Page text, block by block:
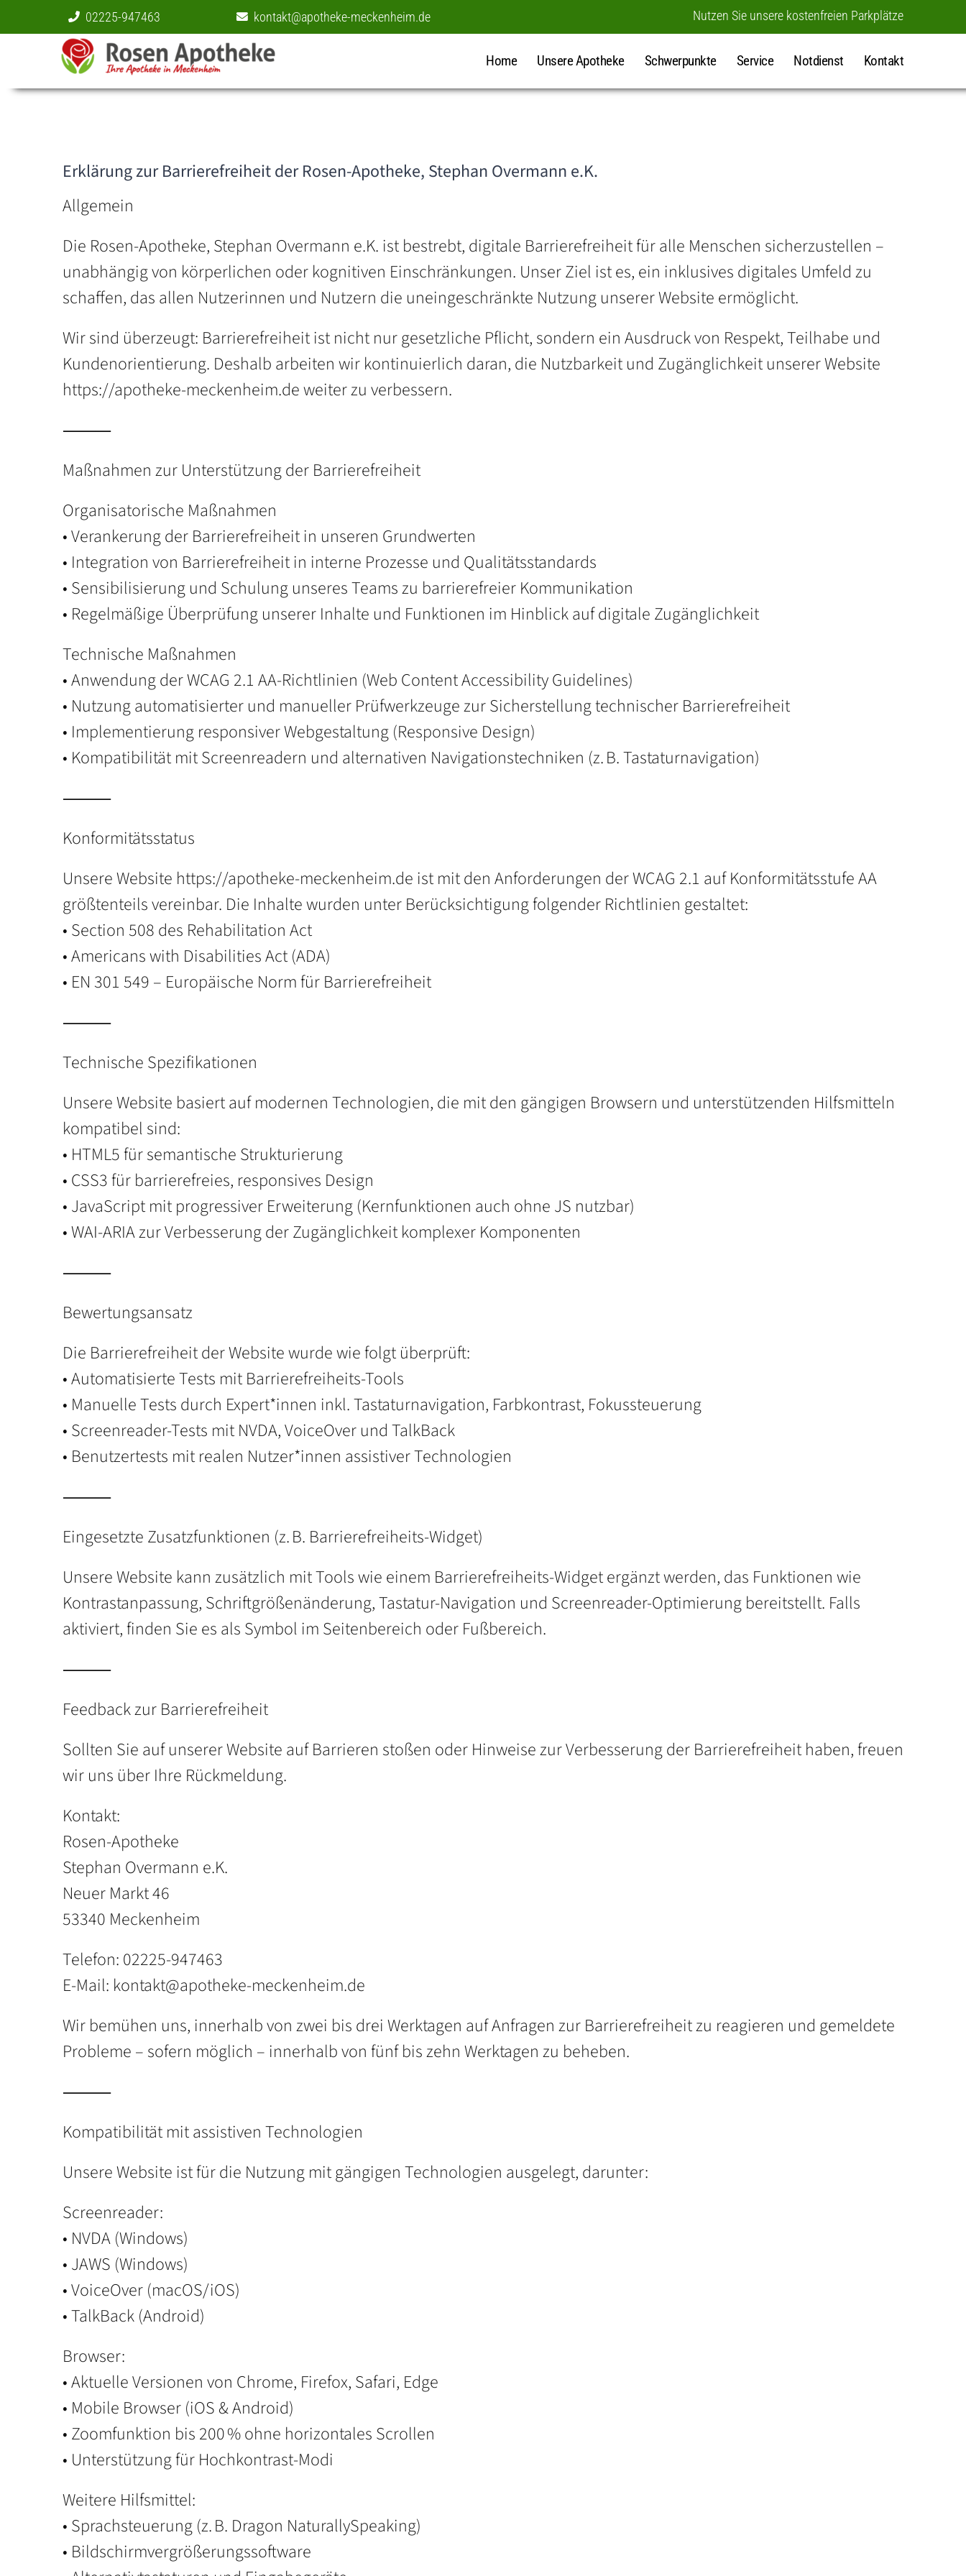
Inhalt
springen
02225-947463 kontakt@apotheke-meckenheim.de Nutzen Sie unsere kostenfreien Parkplätze
Home Unsere Apotheke Schwerpunkte Service Notdienst Kontakt
Erklärung zur Barrierefreiheit der Rosen-Apotheke, Stephan Overmann e.K.
Allgemein
Die Rosen-Apotheke, Stephan Overmann e.K. ist bestrebt, digitale Barrierefreiheit für alle Menschen sicherzustellen –
unabhängig von körperlichen oder kognitiven Einschränkungen. Unser Ziel ist es, ein inklusives digitales Umfeld zu
schaffen, das allen Nutzerinnen und Nutzern die uneingeschränkte Nutzung unserer Website ermöglicht.
Wir sind überzeugt: Barrierefreiheit ist nicht nur gesetzliche Pflicht, sondern ein Ausdruck von Respekt, Teilhabe und
Kundenorientierung. Deshalb arbeiten wir kontinuierlich daran, die Nutzbarkeit und Zugänglichkeit unserer Website
https://apotheke-meckenheim.de weiter zu verbessern.
⸻
Maßnahmen zur Unterstützung der Barrierefreiheit
Organisatorische Maßnahmen
• Verankerung der Barrierefreiheit in unseren Grundwerten
• Integration von Barrierefreiheit in interne Prozesse und Qualitätsstandards
• Sensibilisierung und Schulung unseres Teams zu barrierefreier Kommunikation
• Regelmäßige Überprüfung unserer Inhalte und Funktionen im Hinblick auf digitale Zugänglichkeit
Technische Maßnahmen
• Anwendung der WCAG 2.1 AA-Richtlinien (Web Content Accessibility Guidelines)
• Nutzung automatisierter und manueller Prüfwerkzeuge zur Sicherstellung technischer Barrierefreiheit
• Implementierung responsiver Webgestaltung (Responsive Design)
• Kompatibilität mit Screenreadern und alternativen Navigationstechniken (z. B. Tastaturnavigation)
⸻
Konformitätsstatus
Unsere Website https://apotheke-meckenheim.de ist mit den Anforderungen der WCAG 2.1 auf Konformitätsstufe AA
größtenteils vereinbar. Die Inhalte wurden unter Berücksichtigung folgender Richtlinien gestaltet:
• Section 508 des Rehabilitation Act
• Americans with Disabilities Act (ADA)
• EN 301 549 – Europäische Norm für Barrierefreiheit
⸻
Technische Spezifikationen
Unsere Website basiert auf modernen Technologien, die mit den gängigen Browsern und unterstützenden Hilfsmitteln
kompatibel sind:
• HTML5 für semantische Strukturierung
• CSS3 für barrierefreies, responsives Design
• JavaScript mit progressiver Erweiterung (Kernfunktionen auch ohne JS nutzbar)
• WAI-ARIA zur Verbesserung der Zugänglichkeit komplexer Komponenten
⸻
Bewertungsansatz
Die Barrierefreiheit der Website wurde wie folgt überprüft:
• Automatisierte Tests mit Barrierefreiheits-Tools
• Manuelle Tests durch Expert*innen inkl. Tastaturnavigation, Farbkontrast, Fokussteuerung
• Screenreader-Tests mit NVDA, VoiceOver und TalkBack
• Benutzertests mit realen Nutzer*innen assistiver Technologien
⸻
Eingesetzte Zusatzfunktionen (z. B. Barrierefreiheits-Widget)
Unsere Website kann zusätzlich mit Tools wie einem Barrierefreiheits-Widget ergänzt werden, das Funktionen wie
Kontrastanpassung, Schriftgrößenänderung, Tastatur-Navigation und Screenreader-Optimierung bereitstellt. Falls
aktiviert, finden Sie es als Symbol im Seitenbereich oder Fußbereich.
⸻
Feedback zur Barrierefreiheit
Sollten Sie auf unserer Website auf Barrieren stoßen oder Hinweise zur Verbesserung der Barrierefreiheit haben, freuen
wir uns über Ihre Rückmeldung.
Kontakt:
Rosen-Apotheke
Stephan Overmann e.K.
Neuer Markt 46
53340 Meckenheim
Telefon: 02225-947463
E-Mail: kontakt@apotheke-meckenheim.de
Wir bemühen uns, innerhalb von zwei bis drei Werktagen auf Anfragen zur Barrierefreiheit zu reagieren und gemeldete
Probleme – sofern möglich – innerhalb von fünf bis zehn Werktagen zu beheben.
⸻
Kompatibilität mit assistiven Technologien
Unsere Website ist für die Nutzung mit gängigen Technologien ausgelegt, darunter:
Screenreader:
• NVDA (Windows)
• JAWS (Windows)
• VoiceOver (macOS/iOS)
• TalkBack (Android)
Browser:
• Aktuelle Versionen von Chrome, Firefox, Safari, Edge
• Mobile Browser (iOS & Android)
• Zoomfunktion bis 200 % ohne horizontales Scrollen
• Unterstützung für Hochkontrast-Modi
Weitere Hilfsmittel:
• Sprachsteuerung (z. B. Dragon NaturallySpeaking)
• Bildschirmvergrößerungssoftware